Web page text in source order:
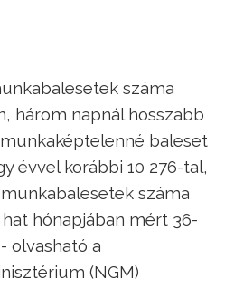
száma
három napnál hosszabb
baleset
évvel korábbi 10 276-tal,
száma
hónapjában mért 36-
olvasható a
(NGM)